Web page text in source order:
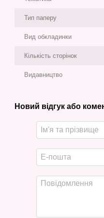
Тип паперу
Вид обкладинки
Кількість сторінок
Видавництво
Новий відгук або